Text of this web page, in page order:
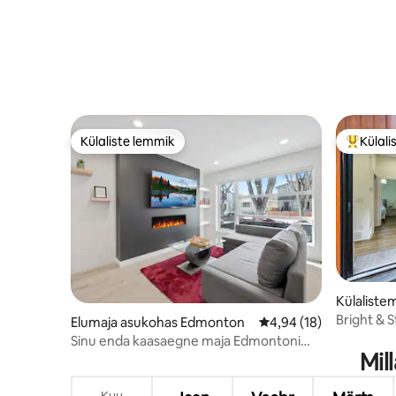
Külaliste lemmik
Külaliste lemmik
Elumaja asukohas Edmonton Keskmine hinnang
4,94 (18)
Sinu enda kaasaegne maja Edmontoni
dmonton
Bright &